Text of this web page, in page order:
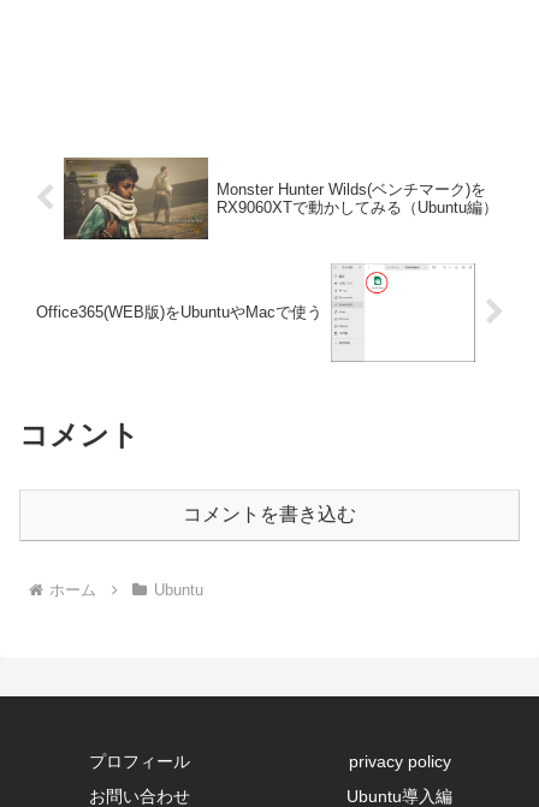
Monster Hunter Wilds(ベンチマーク)を
RX9060XTで動かしてみる（Ubuntu編）
Office365(WEB版)をUbuntuやMacで使う
コメント
コメントを書き込む
ホーム Ubuntu
プロフィール
privacy policy
お問い合わせ
Ubuntu導入編